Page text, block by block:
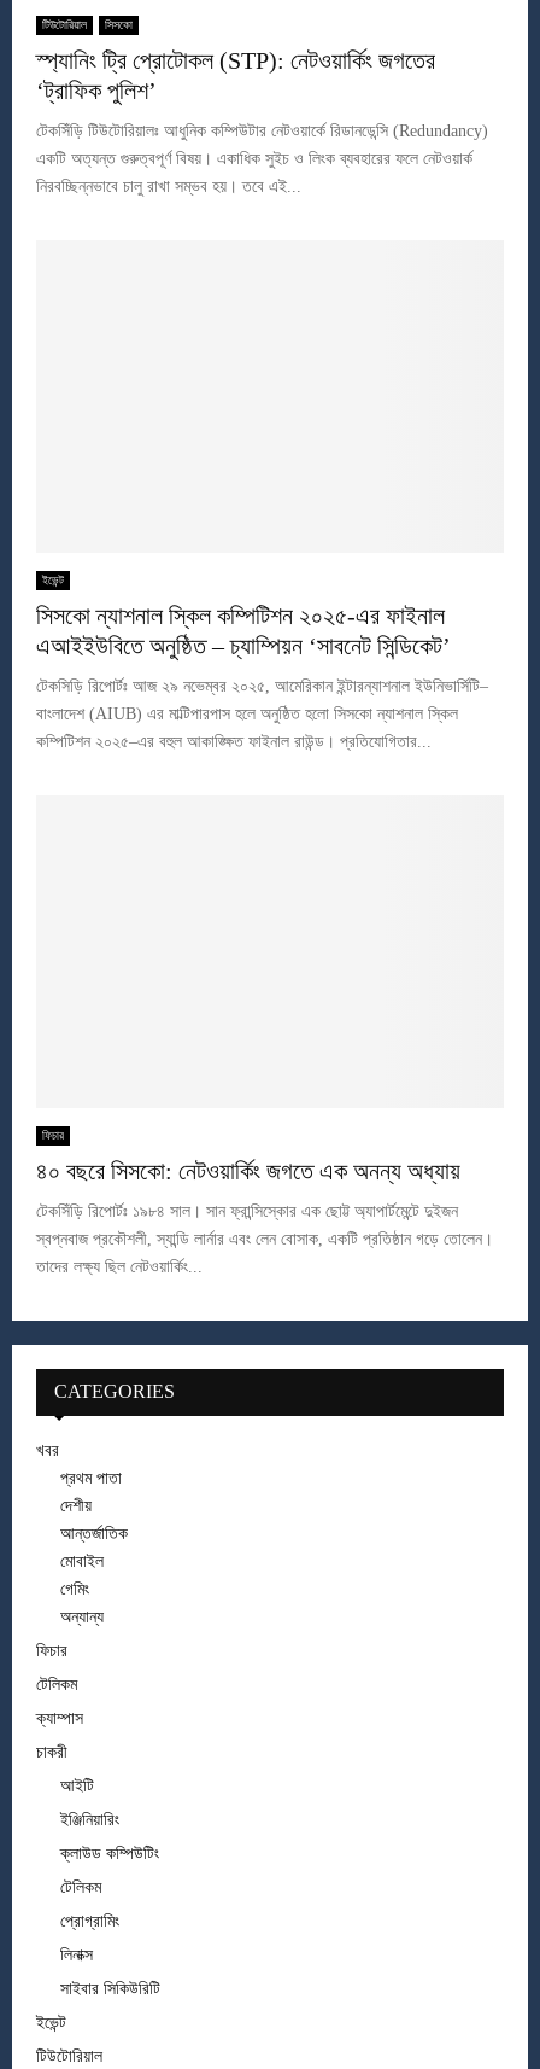
টিউটোরিয়াল সিসকো
স্প্যানিং ট্রি প্রোটোকল (STP): নেটওয়ার্কিং জগতের
‘ট্রাফিক পুলিশ’
টেকসিঁড়ি টিউটোরিয়ালঃ আধুনিক কম্পিউটার নেটওয়ার্কে রিডানডেন্সি (Redundancy)
একটি অত্যন্ত গুরুত্বপূর্ণ বিষয়। একাধিক সুইচ ও লিংক ব্যবহারের ফলে নেটওয়ার্ক
নিরবচ্ছিন্নভাবে চালু রাখা সম্ভব হয়। তবে এই...
ইভেন্ট
সিসকো ন্যাশনাল স্কিল কম্পিটিশন ২০২৫-এর ফাইনাল
এআইইউবিতে অনুষ্ঠিত – চ্যাম্পিয়ন ‘সাবনেট সিন্ডিকেট’
টেকসিড়ি রিপোর্টঃ আজ ২৯ নভেম্বর ২০২৫, আমেরিকান ইন্টারন্যাশনাল ইউনিভার্সিটি–
বাংলাদেশ (AIUB) এর মাল্টিপারপাস হলে অনুষ্ঠিত হলো সিসকো ন্যাশনাল স্কিল
কম্পিটিশন ২০২৫–এর বহুল আকাঙ্ক্ষিত ফাইনাল রাউন্ড। প্রতিযোগিতার...
ফিচার
৪০ বছরে সিসকো: নেটওয়ার্কিং জগতে এক অনন্য অধ্যায়
টেকসিঁড়ি রিপোর্টঃ ১৯৮৪ সাল। সান ফ্রান্সিস্কোর এক ছোট্ট অ্যাপার্টমেন্টে দুইজন
স্বপ্নবাজ প্রকৌশলী, স্যান্ডি লার্নার এবং লেন বোসাক, একটি প্রতিষ্ঠান গড়ে তোলেন।
তাদের লক্ষ্য ছিল নেটওয়ার্কিং...
CATEGORIES
খবর
প্রথম পাতা
দেশীয়
আন্তর্জাতিক
মোবাইল
গেমিং
অন্যান্য
ফিচার
টেলিকম
ক্যাম্পাস
চাকরী
আইটি
ইঞ্জিনিয়ারিং
ক্লাউড কম্পিউটিং
টেলিকম
প্রোগ্রামিং
লিনাক্স
সাইবার সিকিউরিটি
ইভেন্ট
টিউটোরিয়াল